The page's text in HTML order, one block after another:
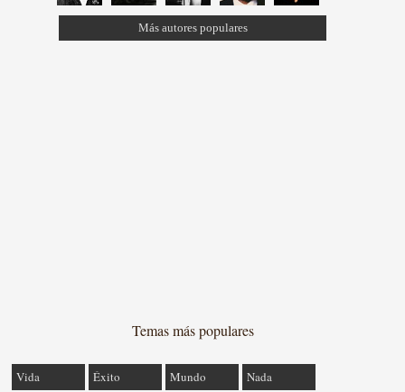
Más autores populares
Temas más populares
Vida Éxito Mundo Nada